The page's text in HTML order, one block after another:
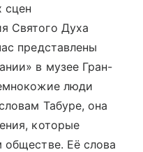
сцен
Святого Духа
представлены
в музее Гран-
люди
Табуре, она
которые
обществе. Её слова